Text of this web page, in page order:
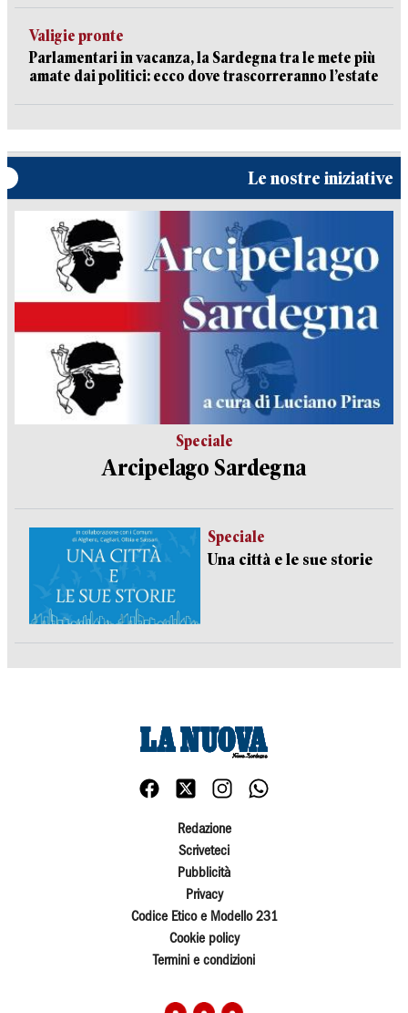
Valigie pronte
Parlamentari in vacanza, la Sardegna tra le mete più
amate dai politici: ecco dove trascorreranno l’estate
Le nostre iniziative
Speciale
Arcipelago Sardegna
Speciale
Una città e le sue storie
Redazione
Scriveteci
Pubblicità
Privacy
Codice Etico e Modello 231
Cookie policy
Termini e condizioni